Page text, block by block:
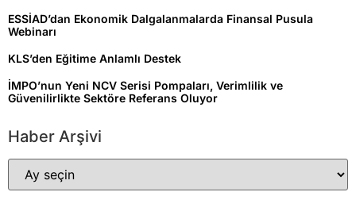
ESSİAD’dan Ekonomik Dalgalanmalarda Finansal Pusula
Webinarı
KLS’den Eğitime Anlamlı Destek
İMPO’nun Yeni NCV Serisi Pompaları, Verimlilik ve
Güvenilirlikte Sektöre Referans Oluyor
Haber Arşivi